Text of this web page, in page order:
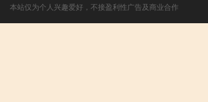
本站仅为个人兴趣爱好，不接盈利性广告及商业合作